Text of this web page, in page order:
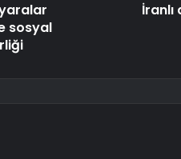
sosyal